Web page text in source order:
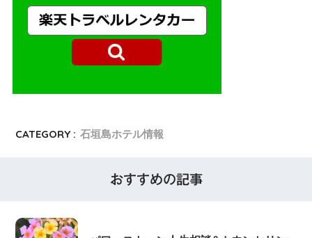
CATEGORY : 石垣島ホテル情報
おすすめの記事